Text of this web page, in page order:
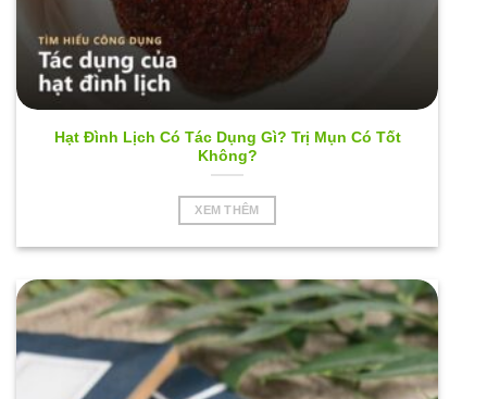
Hạt Đình Lịch Có Tác Dụng Gì? Trị Mụn Có Tốt
Không?
XEM THÊM